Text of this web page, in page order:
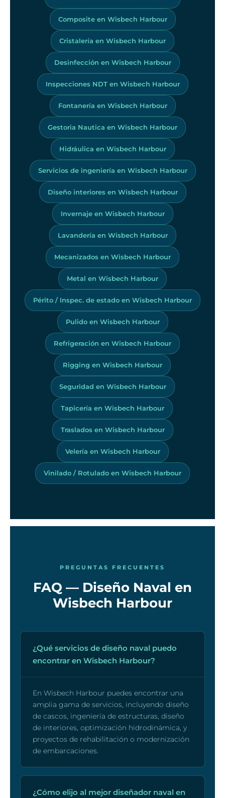
Composite en Wisbech Harbour
Cristalería en Wisbech Harbour
Desinfección en Wisbech Harbour
Inspecciones NDT en Wisbech Harbour
Fontanería en Wisbech Harbour
Gestoria Nautica en Wisbech Harbour
Hidráulica en Wisbech Harbour
Servicios de ingeniería en Wisbech Harbour
Diseño interiores en Wisbech Harbour
Invernaje en Wisbech Harbour
Lavandería en Wisbech Harbour
Mecanizados en Wisbech Harbour
Metal en Wisbech Harbour
Périto / Inspec. de estado en Wisbech Harbour
Pulido en Wisbech Harbour
Refrigeración en Wisbech Harbour
Rigging en Wisbech Harbour
Seguridad en Wisbech Harbour
Tapicería en Wisbech Harbour
Traslados en Wisbech Harbour
Velería en Wisbech Harbour
Vinilado / Rotulado en Wisbech Harbour
PREGUNTAS FRECUENTES
FAQ — Diseño Naval en
Wisbech Harbour
¿Qué servicios de diseño naval puedo
encontrar en Wisbech Harbour?
En Wisbech Harbour puedes encontrar una
amplia gama de servicios, incluyendo diseño
de cascos, ingeniería de estructuras, diseño
de interiores, optimización hidrodinámica, y
proyectos de rehabilitación o modernización
de embarcaciones.
¿Cómo elijo al mejor diseñador naval en